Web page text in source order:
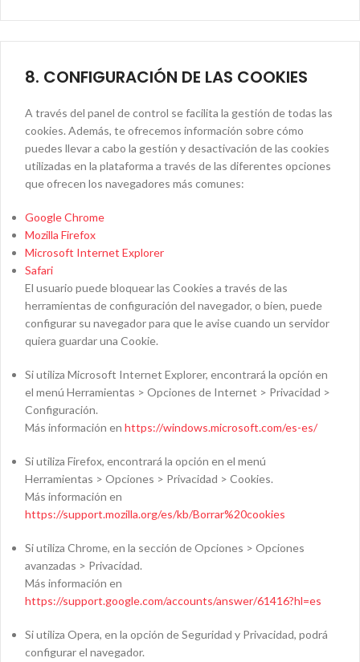
8. CONFIGURACIÓN DE LAS COOKIES
A través del panel de control se facilita la gestión de todas las
cookies. Además, te ofrecemos información sobre cómo
puedes llevar a cabo la gestión y desactivación de las cookies
utilizadas en la plataforma a través de las diferentes opciones
que ofrecen los navegadores más comunes:
Google Chrome
Mozilla Firefox
Microsoft Internet Explorer
Safari
El usuario puede bloquear las Cookies a través de las
herramientas de configuración del navegador, o bien, puede
configurar su navegador para que le avise cuando un servidor
quiera guardar una Cookie.
Si utiliza Microsoft Internet Explorer, encontrará la opción en
el menú Herramientas > Opciones de Internet > Privacidad >
Configuración.
Más información en https://windows.microsoft.com/es-es/
Si utiliza Firefox, encontrará la opción en el menú
Herramientas > Opciones > Privacidad > Cookies.
Más información en
https://support.mozilla.org/es/kb/Borrar%20cookies
Si utiliza Chrome, en la sección de Opciones > Opciones
avanzadas > Privacidad.
Más información en
https://support.google.com/accounts/answer/61416?hl=es
Si utiliza Opera, en la opción de Seguridad y Privacidad, podrá
configurar el navegador.